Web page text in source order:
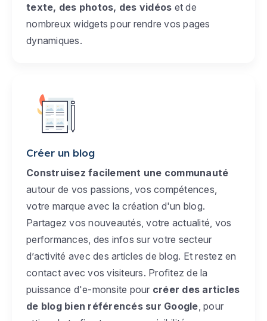
texte, des photos, des vidéos et de
nombreux widgets pour rendre vos pages
dynamiques.
Créer un blog
Construisez facilement une communauté
autour de vos passions, vos compétences,
votre marque avec la création d'un blog.
Partagez vos nouveautés, votre actualité, vos
performances, des infos sur votre secteur
d’activité avec des articles de blog. Et restez en
contact avec vos visiteurs. Profitez de la
puissance d'e-monsite pour créer des articles
de blog bien référencés sur Google , pour